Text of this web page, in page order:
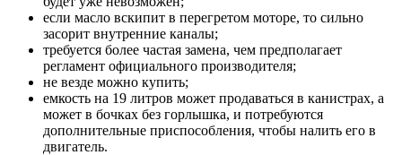
если масло вскипит в перегретом моторе, то сильно
засорит внутренние каналы;
требуется более частая замена, чем предполагает
регламент официального производителя;
не везде можно купить;
емкость на 19 литров может продаваться в канистрах, а
может в бочках без горлышка, и потребуются
дополнительные приспособления, чтобы налить его в
двигатель.